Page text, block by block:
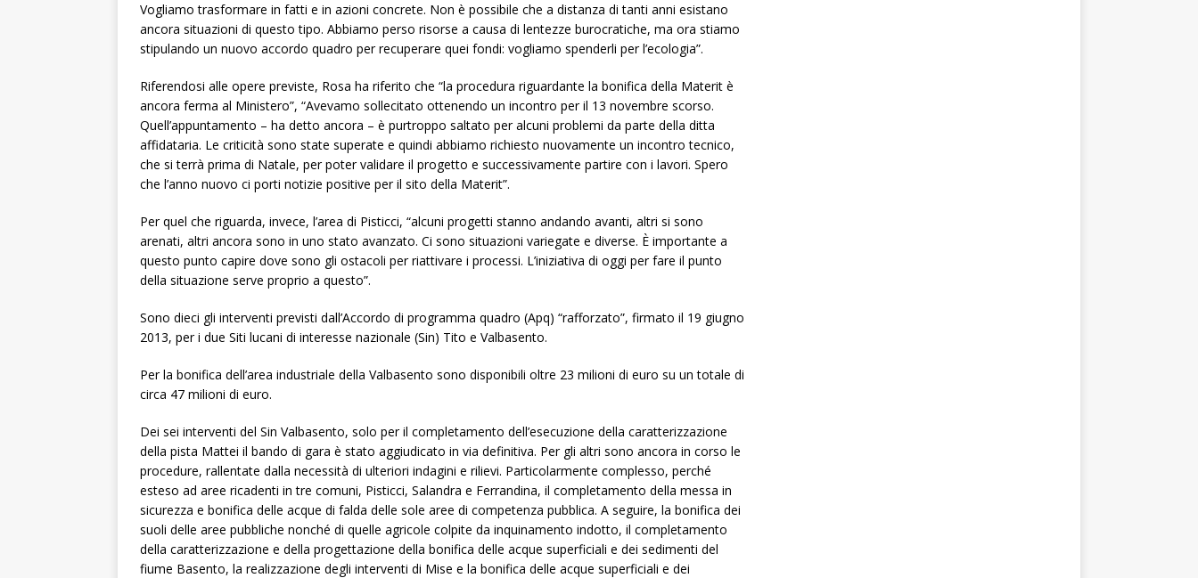
Vogliamo trasformare in fatti e in azioni concrete. Non è possibile che a distanza di tanti anni esistano
ancora situazioni di questo tipo. Abbiamo perso risorse a causa di lentezze burocratiche, ma ora stiamo
stipulando un nuovo accordo quadro per recuperare quei fondi: vogliamo spenderli per l’ecologia”.
Riferendosi alle opere previste, Rosa ha riferito che “la procedura riguardante la bonifica della Materit è
ancora ferma al Ministero”, “Avevamo sollecitato ottenendo un incontro per il 13 novembre scorso.
Quell’appuntamento – ha detto ancora – è purtroppo saltato per alcuni problemi da parte della ditta
affidataria. Le criticità sono state superate e quindi abbiamo richiesto nuovamente un incontro tecnico,
che si terrà prima di Natale, per poter validare il progetto e successivamente partire con i lavori. Spero
che l’anno nuovo ci porti notizie positive per il sito della Materit”.
Per quel che riguarda, invece, l’area di Pisticci, “alcuni progetti stanno andando avanti, altri si sono
arenati, altri ancora sono in uno stato avanzato. Ci sono situazioni variegate e diverse. È importante a
questo punto capire dove sono gli ostacoli per riattivare i processi. L’iniziativa di oggi per fare il punto
della situazione serve proprio a questo”.
Sono dieci gli interventi previsti dall’Accordo di programma quadro (Apq) “rafforzato”, firmato il 19 giugno
2013, per i due Siti lucani di interesse nazionale (Sin) Tito e Valbasento.
Per la bonifica dell’area industriale della Valbasento sono disponibili oltre 23 milioni di euro su un totale di
circa 47 milioni di euro.
Dei sei interventi del Sin Valbasento, solo per il completamento dell’esecuzione della caratterizzazione
della pista Mattei il bando di gara è stato aggiudicato in via definitiva. Per gli altri sono ancora in corso le
procedure, rallentate dalla necessità di ulteriori indagini e rilievi. Particolarmente complesso, perché
esteso ad aree ricadenti in tre comuni, Pisticci, Salandra e Ferrandina, il completamento della messa in
sicurezza e bonifica delle acque di falda delle sole aree di competenza pubblica. A seguire, la bonifica dei
suoli delle aree pubbliche nonché di quelle agricole colpite da inquinamento indotto, il completamento
della caratterizzazione e della progettazione della bonifica delle acque superficiali e dei sedimenti del
fiume Basento, la realizzazione degli interventi di Mise e la bonifica delle acque superficiali e dei